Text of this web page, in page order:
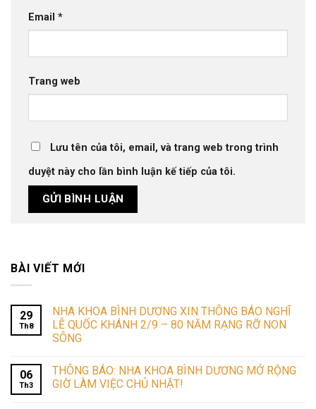
Email *
Trang web
Lưu tên của tôi, email, và trang web trong trình
duyệt này cho lần bình luận kế tiếp của tôi.
BÀI VIẾT MỚI
29
Th8
NHA KHOA BÌNH DƯƠNG XIN THÔNG BÁO NGHĨ
LỄ QUỐC KHÁNH 2/9 – 80 NĂM RẠNG RỠ NON
SÔNG
06
Th3
THÔNG BÁO: NHA KHOA BÌNH DƯƠNG MỞ RỘNG
GIỜ LÀM VIỆC CHỦ NHẬT!